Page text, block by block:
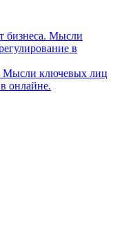
Мысли ключевых лиц
онлайне.